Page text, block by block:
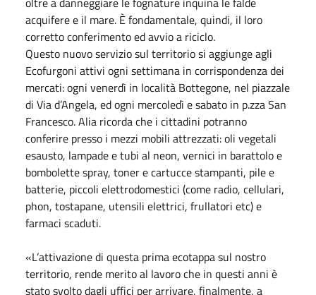
acquifere e il mare. È fondamentale, quindi, il loro
corretto conferimento ed avvio a riciclo.
Questo nuovo servizio sul territorio si aggiunge agli
Ecofurgoni attivi ogni settimana in corrispondenza dei
mercati: ogni venerdì in località Bottegone, nel piazzale
di Via d’Angela, ed ogni mercoledì e sabato in p.zza San
Francesco. Alia ricorda che i cittadini potranno
conferire presso i mezzi mobili attrezzati: oli vegetali
esausto, lampade e tubi al neon, vernici in barattolo e
bombolette spray, toner e cartucce stampanti, pile e
batterie, piccoli elettrodomestici (come radio, cellulari,
phon, tostapane, utensili elettrici, frullatori etc) e
farmaci scaduti.
«L’attivazione di questa prima ecotappa sul nostro
territorio, rende merito al lavoro che in questi anni è
stato svolto dagli uffici per arrivare, finalmente, a